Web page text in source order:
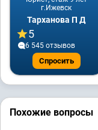
г.Ижевск
Тарханова П Д
5
6 545 отзывов
Спросить
Похожие вопросы